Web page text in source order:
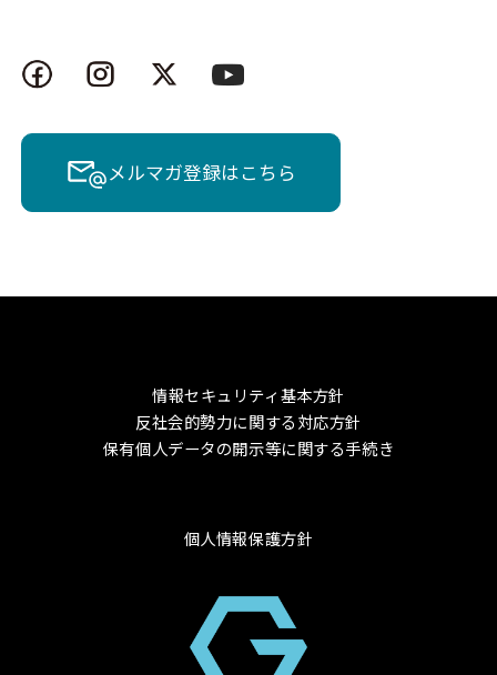
メルマガ登録はこちら
情報セキュリティ基本方針
反社会的勢力に関する対応方針
保有個人データの開示等に関する手続き
個人情報保護方針